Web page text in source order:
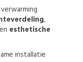
,
esthetische
installatie